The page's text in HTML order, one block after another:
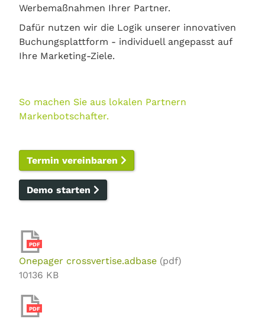
Werbemaßnahmen Ihrer Partner.
Dafür nutzen wir die Logik unserer innovativen
Buchungsplattform - individuell angepasst auf
Ihre Marketing-Ziele.
So machen Sie aus lokalen Partnern
Markenbotschafter.
Termin vereinbaren
Demo starten
PDF
Onepager crossvertise.adbase (pdf)
10136 KB
PDF